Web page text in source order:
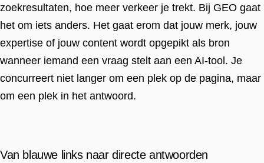
zoekresultaten, hoe meer verkeer je trekt. Bij GEO gaat
het om iets anders. Het gaat erom dat jouw merk, jouw
expertise of jouw content wordt opgepikt als bron
wanneer iemand een vraag stelt aan een AI-tool. Je
concurreert niet langer om een plek op de pagina, maar
om een plek in het antwoord.
Van blauwe links naar directe antwoorden